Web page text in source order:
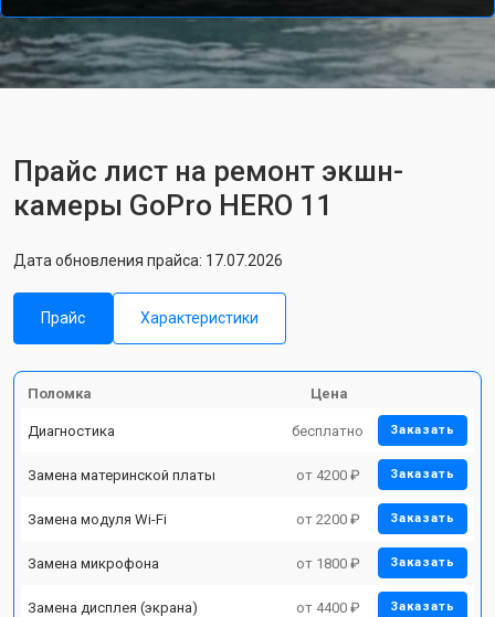
Прайс лист на ремонт экшн-
камеры GoPro HERO 11
Дата обновления прайса: 17.07.2026
Прайс Характеристики
Поломка Цена
Диагностика бесплатно Заказать
Замена материнской платы от 4200 ₽ Заказать
Замена модуля Wi-Fi от 2200 ₽ Заказать
Замена микрофона от 1800 ₽ Заказать
Замена дисплея (экрана) от 4400 ₽ Заказать